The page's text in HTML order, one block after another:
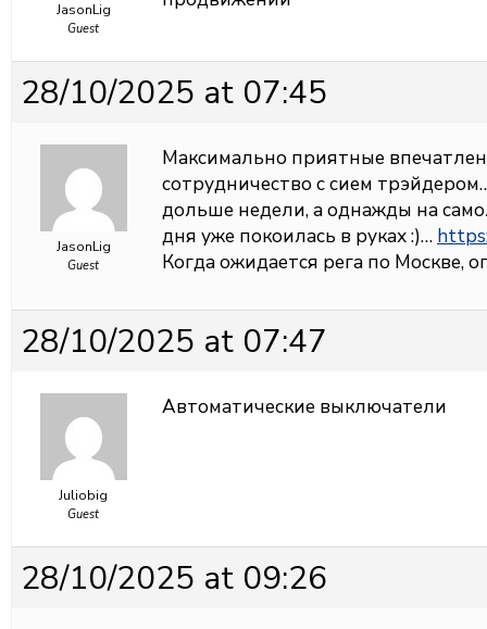
JasonLig
Guest
28/10/2025 at 07:45
JasonLig
Guest
Максимально приятные
сотрудничество с сием
дольше недели, а однажды на
дня уже покоилась в руках :)…
Когда ожидается рега по Москве,
28/10/2025 at 07:47
Juliobig
Guest
Автоматические выключатели
28/10/2025 at 09:26